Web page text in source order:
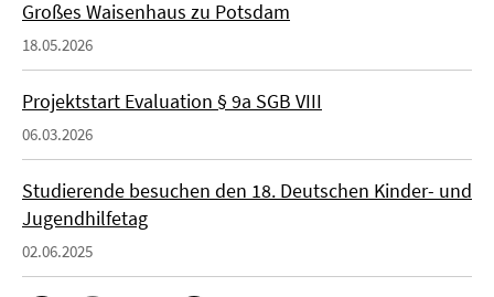
Großes Waisenhaus zu Potsdam
18.05.2026
Projektstart Evaluation § 9a SGB VIII
06.03.2026
Studierende besuchen den 18. Deutschen Kinder- und
Jugendhilfetag
02.06.2025